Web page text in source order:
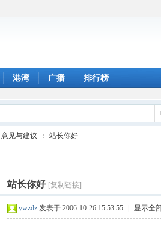
港湾 广播 排行榜
意见与建议
›
站长你好
站长你好 [复制链接]
ywzdz 发表于 2006-10-26 15:53:55 显示全